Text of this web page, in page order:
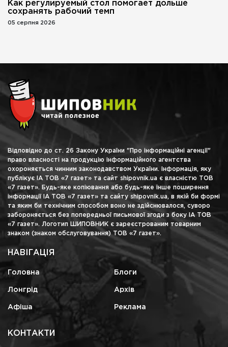
Как регулируемый стол помогает дольше
сохранять рабочий темп
05 серпня 2026
Відповідно до ст. 26 Закону України "Про інформаційні агенції"
право власності на продукцію інформаційного агентства
охороняється чинним законодавством України. Інформація, яку
публікує ІА ТОВ «7 газет» та сайт shipovnik.ua є власністю ТОВ
«7 газет». Будь-яке копіювання або будь-яке інше поширення
інформації ІА ТОВ «7 газет» та сайту shipovnik.ua, в якій би формі
та яким би технічним способом воно не здійснювалося, суворо
забороняється без попередньої письмової згоди з боку ІА ТОВ
«7 газет». Логотип ШИПОВНИК є зареєстрованим товарним
знаком (знаком обслуговування) ТОВ «7 газет».
НАВІГАЦІЯ
Головна Блоги
Лонгрід Архів
Афіша Реклама
КОНТАКТИ